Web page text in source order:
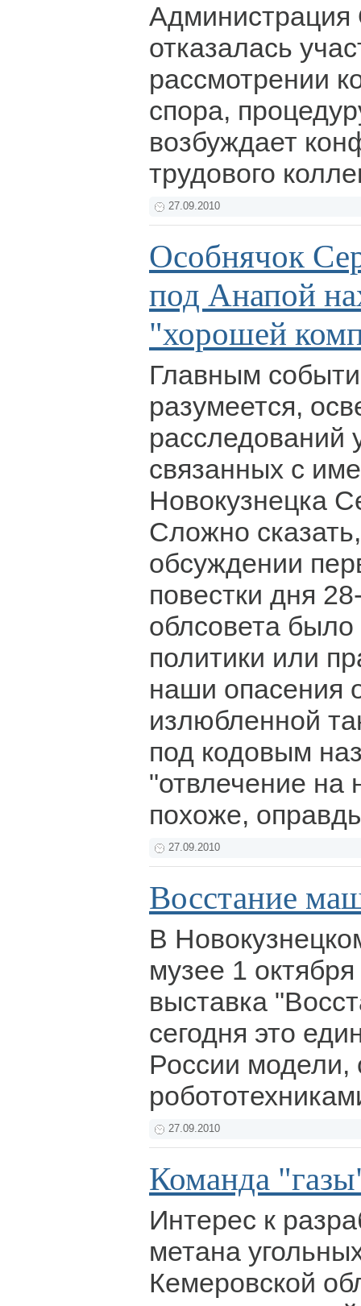
отказалась
рассмотрении
спора,
возбуждает
трудового
27.09.2010
Особнячок
под Анапой
"хорошей
Главным
разумеется,
расследований
связанных с
Новокузнецка
Сложно
обсуждении
повестки дня
облсовета
политики или
наши опасения
излюбленной
под кодовым
"отвлечение на
похоже,
27.09.2010
Восстание
В
музее 1
выставка
сегодня это
России модели,
27.09.2010
Команда
Интерес к
метана
Кемеровской